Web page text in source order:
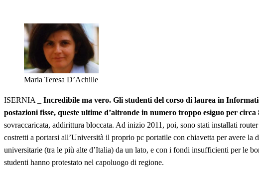
Maria Teresa D’Achille
ISERNIA _
Incredibile ma vero. Gli studenti del corso di laurea in
postazioni fisse, queste ultime d’altronde in numero troppo esiguo per
sovraccaricata, addirittura bloccata. Ad inizio 2011, poi, sono stati installati
costretti a portarsi all’Università il proprio pc portatile con chiavetta per avere la
universitarie (tra le più alte d’Italia) da un lato, e con i fondi insufficienti per le
studenti hanno protestato nel capoluogo di regione.